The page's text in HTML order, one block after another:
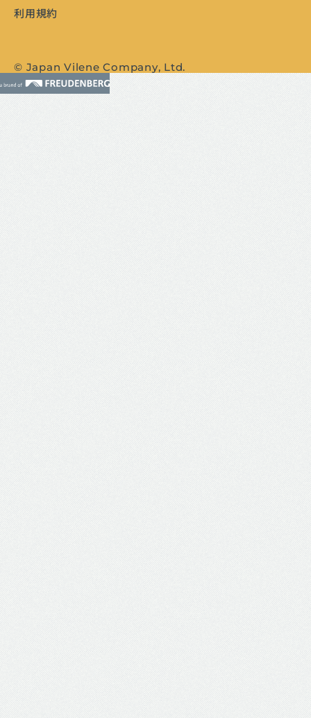
利用規約
© Japan Vilene Company, Ltd.